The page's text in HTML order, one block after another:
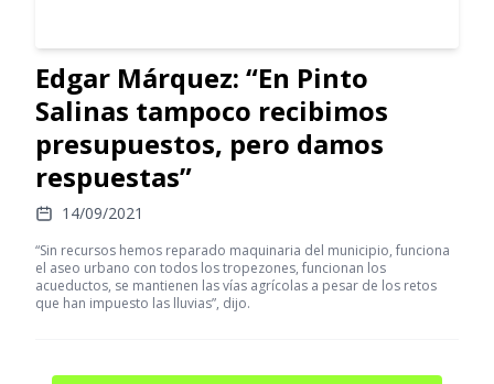
Edgar Márquez: “En Pinto
Salinas tampoco recibimos
presupuestos, pero damos
respuestas”
14/09/2021
“Sin recursos hemos reparado maquinaria del municipio, funciona
el aseo urbano con todos los tropezones, funcionan los
acueductos, se mantienen las vías agrícolas a pesar de los retos
que han impuesto las lluvias”, dijo.